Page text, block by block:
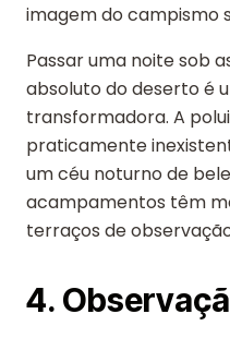
imagem do campismo
Passar uma noite sob
absoluto do deserto é
transformadora. A
praticamente
um céu noturno de
acampamentos têm
terraços de
4.